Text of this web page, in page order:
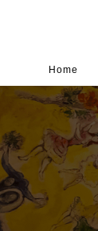
Home